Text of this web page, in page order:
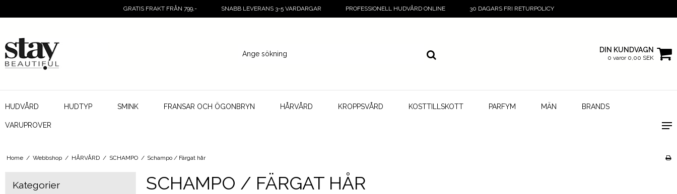
GRATIS FRAKT FRÅN 799,- SNABB LEVERANS 3-5 VARDARGAR PROFESSIONELL HUDVÅRD ONLINE 30 DAGARS FRI RETURPOLICY
DIN KUNDVAGN
0 varor 0,00 SEK
HUDVÅRD HUDTYP SMINK FRANSAR OCH ÖGONBRYN HÅRVÅRD KROPPSVÅRD KOSTTILLSKOTT PARFYM MÄN BRANDS
VARUPROVER
Home / Webbshop / HÅRVÅRD / SCHAMPO / Schampo / Färgat hår
Kategorier SCHAMPO / FÄRGAT HÅR